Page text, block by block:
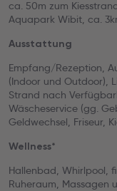
ca. 50m zum
Aquapark Wibit, ca.
Ausstattung
Empfang/Rezeption,
(Indoor und Outdoor),
Strand nach
Wäscheservice (gg.
Geldwechsel, Friseur,
Wellness*
Hallenbad, Whirlpool,
Ruheraum, Massagen